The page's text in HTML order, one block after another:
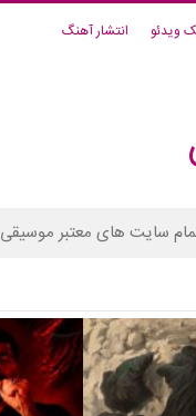
ویدئو انتشار آهنگ
سایت های معتبر موسیقی